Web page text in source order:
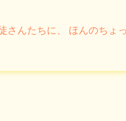
んたちに、 ほんのちょ